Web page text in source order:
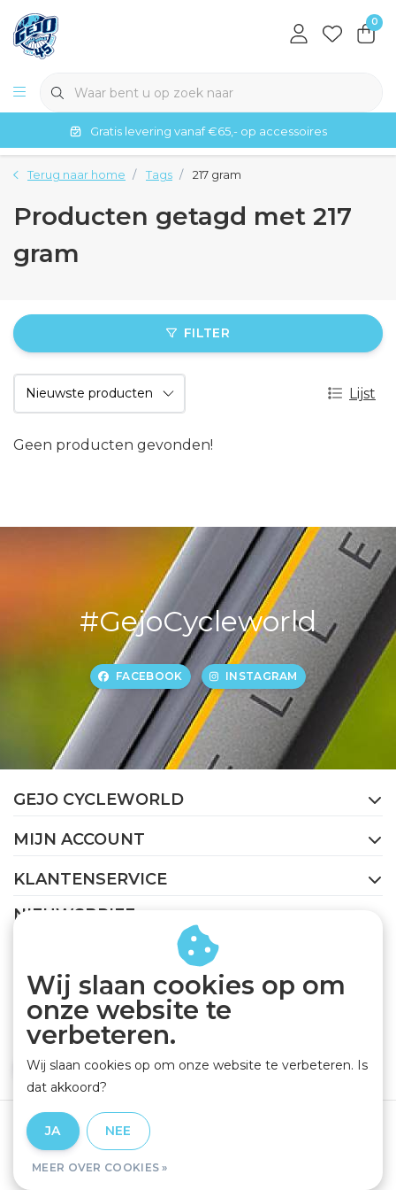
0
Gratis levering vanaf €65,- op accessoires
Terug naar home Tags 217 gram
Producten getagd met 217
gram
FILTER
Lijst
Geen producten gevonden!
#GejoCycleworld
FACEBOOK INSTAGRAM
GEJO CYCLEWORLD
MIJN ACCOUNT
KLANTENSERVICE
NIEUWSBRIEF
Abonneer je op onze nieuwsbrief om op de hoogte te
ABONNEER
Algemene voorwaarden
Wij slaan cookies op om
onze website te
verbeteren.
Wij slaan cookies op om onze website te verbeteren. Is
dat akkoord?
JA NEE
MEER OVER COOKIES »